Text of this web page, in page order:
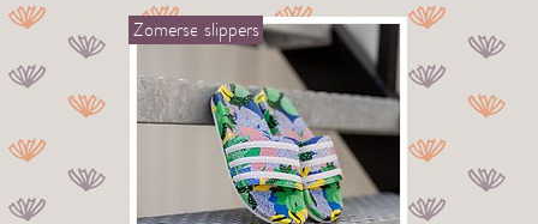
Zomerse slippers